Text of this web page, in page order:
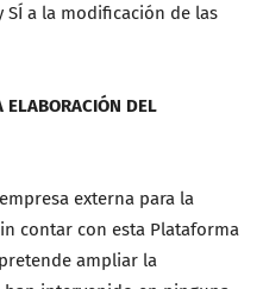
a la modificación de las
ELABORACIÓN DEL
externa para la
contar con esta Plataforma
ampliar la